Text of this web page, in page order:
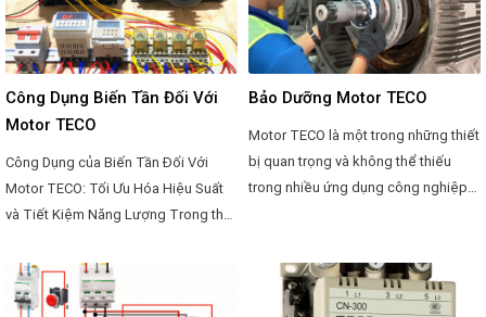
hiệu suất và an toàn của hệ thống
điện. Dưới đây là một hướng dẫn chi
tiết về cách cài đặt biến tần TECO.
Công Dụng Biến Tần Đối Với
Motor TECO
Công Dụng của Biến Tần Đối Với
Motor TECO: Tối Ưu Hóa Hiệu Suất
và Tiết Kiệm Năng Lượng Trong thế
dụng motor để điều khiển các thiết
bị và hệ thống là không thể tránh
Bảo Dưỡng Motor TECO
Motor TECO là một trong những thiết
bị quan trọng và không thể thiếu
trong nhiều ứng dụng công nghiệp
trong thời gian dài, việc bảo dưỡng
định kỳ là rất quan trọng. Dưới đây là